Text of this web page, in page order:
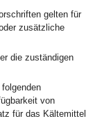
gelten für
zusätzliche
die zuständigen
von
für das Kältemittel